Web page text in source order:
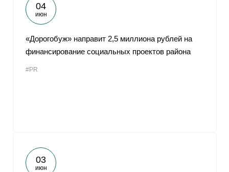
04
июн
«Дорогобуж» направит 2,5 миллиона рублей на
финансирование социальных проектов района
#PR
03
июн